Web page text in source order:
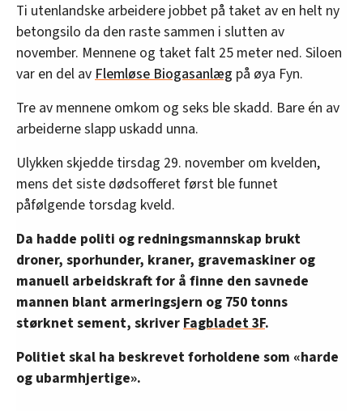
Ti utenlandske arbeidere jobbet på taket av en helt ny
betongsilo da den raste sammen i slutten av
november. Mennene og taket falt 25 meter ned. Siloen
var en del avFlemløse Biogasanlæg på øya Fyn.
Tre av mennene omkom og seks ble skadd. Bare én av
arbeiderne slapp uskadd unna.
Ulykken skjedde tirsdag 29. november om kvelden,
mens det siste dødsofferet først ble funnet
påfølgende torsdag kveld.
Da hadde politi og redningsmannskap brukt
droner, sporhunder, kraner, gravemaskiner og
manuell arbeidskraft for å finne den savnede
mannen blant armeringsjern og 750 tonns
størknet sement, skriverFagbladet 3F.
Politiet skal ha beskrevet forholdene som «harde
og ubarmhjertige».